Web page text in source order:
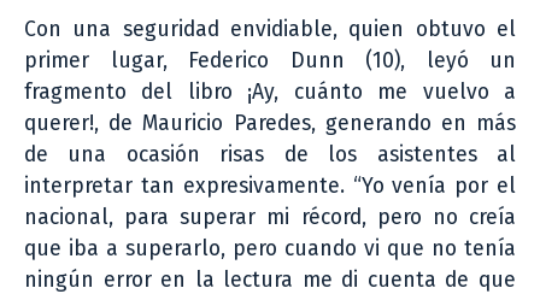
Con una seguridad envidiable, quien obtuvo el
primer lugar, Federico Dunn (10), leyó un
fragmento del libro ¡Ay, cuánto me vuelvo a
querer!, de Mauricio Paredes, generando en más
de una ocasión risas de los asistentes al
interpretar tan expresivamente. “Yo venía por el
nacional, para superar mi récord, pero no creía
que iba a superarlo, pero cuando vi que no tenía
ningún error en la lectura me di cuenta de que